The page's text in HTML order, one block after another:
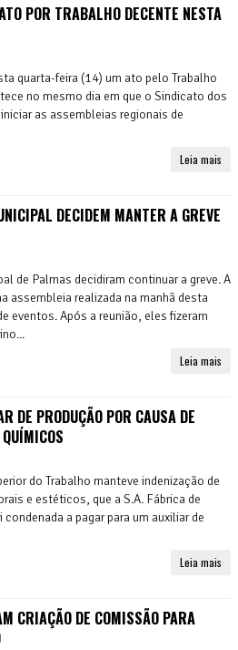
POR TRABALHO DECENTE NESTA
quarta-feira (14) um ato pelo Trabalho
no mesmo dia em que o Sindicato dos
as assembleias regionais de
Leia mais
DECIDEM MANTER A GREVE
de Palmas decidiram continuar a greve. A
assembleia realizada na manhã desta
eventos. Após a reunião, eles fizeram
Leia mais
DE PRODUÇÃO POR CAUSA DE
do Trabalho manteve indenização de
e estéticos, que a S.A. Fábrica de
a pagar para um auxiliar de
Leia mais
CRIAÇÃO DE COMISSÃO PARA